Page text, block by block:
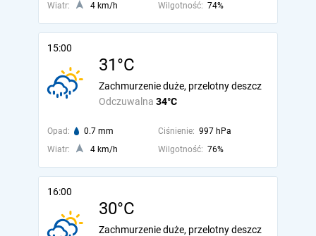
Wiatr:
4 km/h Wilgotność: 74%
15:00
31°C
Odczuwalna 34°C
Zachmurzenie duże, przelotny deszcz
Opad: 0.7 mm Ciśnienie: 997 hPa
Wiatr:
4 km/h Wilgotność: 76%
16:00
30°C
Zachmurzenie duże, przelotny deszcz